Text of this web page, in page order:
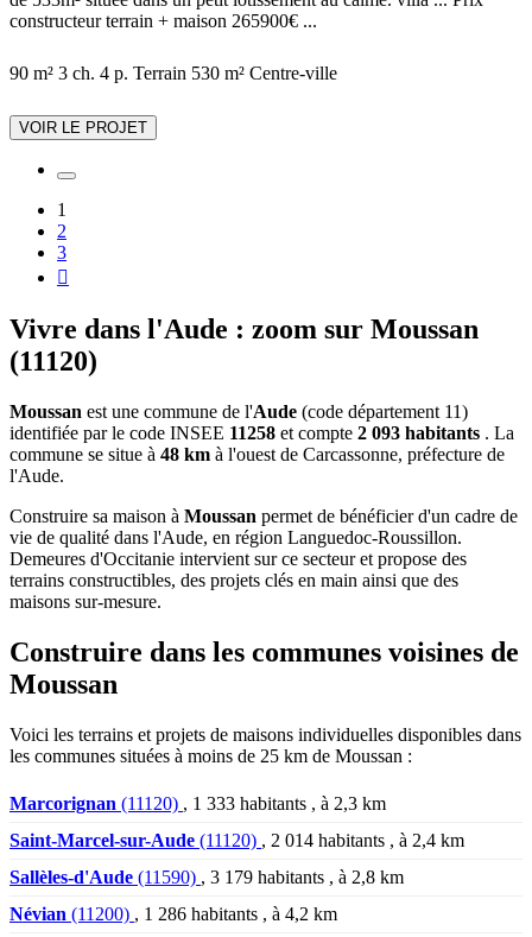
constructeur terrain + maison 265900€ ...
90 m² 3 ch. 4 p. Terrain 530 m² Centre-ville
VOIR LE PROJET
1
2
3

Vivre dans l'Aude : zoom sur Moussan
(11120)
Moussan est une commune de l'Aude (code département 11)
identifiée par le code INSEE 11258 et compte 2 093 habitants . La
commune se situe à 48 km à l'ouest de Carcassonne, préfecture de
l'Aude.
Construire sa maison à Moussan permet de bénéficier d'un cadre de
vie de qualité dans l'Aude, en région Languedoc-Roussillon.
Demeures d'Occitanie intervient sur ce secteur et propose des
terrains constructibles, des projets clés en main ainsi que des
maisons sur-mesure.
Construire dans les communes voisines de
Moussan
Voici les terrains et projets de maisons individuelles disponibles dans
les communes situées à moins de 25 km de Moussan :
Marcorignan (11120) , 1 333 habitants , à 2,3 km
Saint-Marcel-sur-Aude (11120) , 2 014 habitants , à 2,4 km
Sallèles-d'Aude (11590) , 3 179 habitants , à 2,8 km
Névian (11200) , 1 286 habitants , à 4,2 km